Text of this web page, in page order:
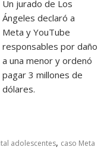
Un jurado de Los
Ángeles declaró a
Meta y YouTube
responsables por daño
a una menor y ordenó
pagar 3 millones de
dólares.
adolescentes, caso Meta